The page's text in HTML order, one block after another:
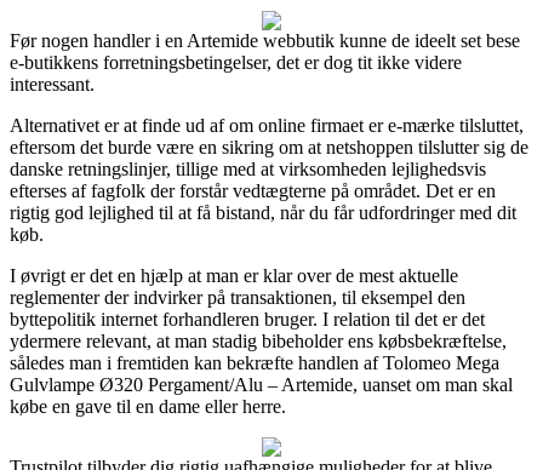
Før nogen handler i en Artemide webbutik kunne de ideelt set bese
e-butikkens forretningsbetingelser, det er dog tit ikke videre
interessant.
Alternativet er at finde ud af om online firmaet er e-mærke tilsluttet,
eftersom det burde være en sikring om at netshoppen tilslutter sig de
danske retningslinjer, tillige med at virksomheden lejlighedsvis
efterses af fagfolk der forstår vedtægterne på området. Det er en
rigtig god lejlighed til at få bistand, når du får udfordringer med dit
køb.
I øvrigt er det en hjælp at man er klar over de mest aktuelle
reglementer der indvirker på transaktionen, til eksempel den
byttepolitik internet forhandleren bruger. I relation til det er det
ydermere relevant, at man stadig bibeholder ens købsbekræftelse,
således man i fremtiden kan bekræfte handlen af Tolomeo Mega
Gulvlampe Ø320 Pergament/Alu – Artemide, uanset om man skal
købe en gave til en dame eller herre.